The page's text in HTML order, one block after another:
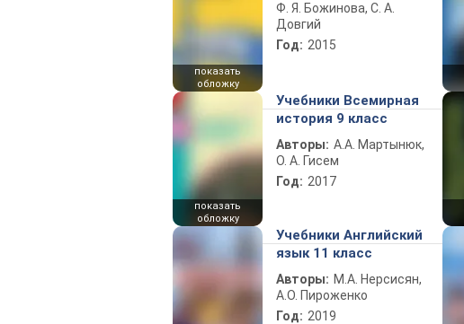
показать
обложку
Ф. Я. Божинова, С. А.
Довгий
Год: 2015
показать
обложку
Учебники Всемирная
история 9 класс
Авторы: А.А. Мартынюк,
О. А. Гисем
Год: 2017
Учебники Английский
язык 11 класс
Авторы: М.А. Нерсисян,
А.О. Пироженко
Год: 2019